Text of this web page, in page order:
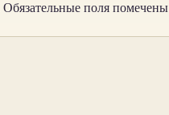
Обязательные поля помечены